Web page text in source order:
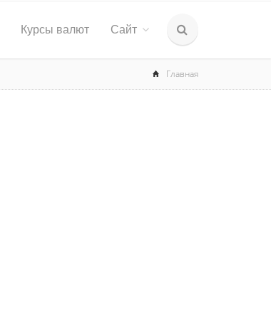
Курсы валют Сайт
Главная